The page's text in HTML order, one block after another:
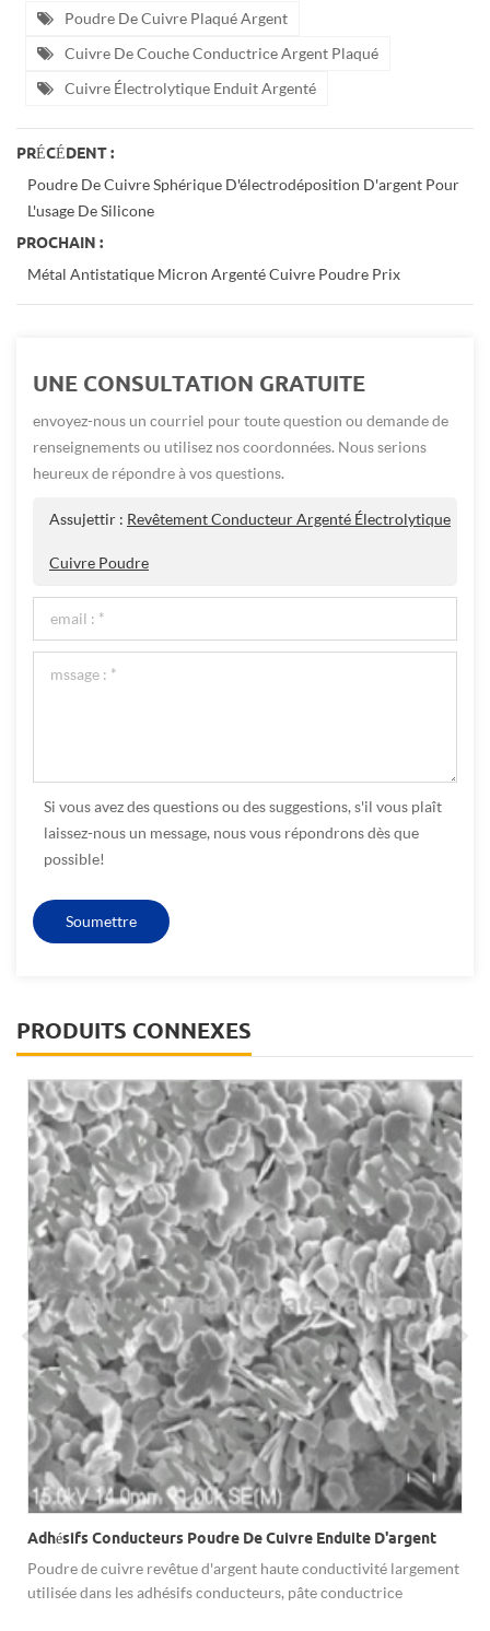
Poudre De Cuivre Plaqué Argent
Cuivre De Couche Conductrice Argent Plaqué
Cuivre Électrolytique Enduit Argenté
PRÉCÉDENT :
Poudre De Cuivre Sphérique D'électrodéposition D'argent Pour
L'usage De Silicone
PROCHAIN :
Métal Antistatique Micron Argenté Cuivre Poudre Prix
UNE CONSULTATION GRATUITE
envoyez-nous un courriel pour toute question ou demande de
renseignements ou utilisez nos coordonnées. Nous serions
heureux de répondre à vos questions.
Assujettir : Revêtement Conducteur Argenté Électrolytique
Cuivre Poudre
Si vous avez des questions ou des suggestions, s'il vous plaît
laissez-nous un message, nous vous répondrons dès que
possible!
PRODUITS CONNEXES
Adhésifs Conducteurs Poudre De Cuivre Enduite D'argent
Poudre de cuivre revêtue d'argent haute conductivité largement
utilisée dans les adhésifs conducteurs, pâte conductrice